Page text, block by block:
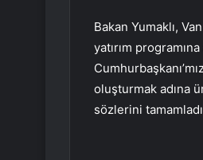
Bakan Yumaklı,
yatırım
oluşturmak adına
sözlerini